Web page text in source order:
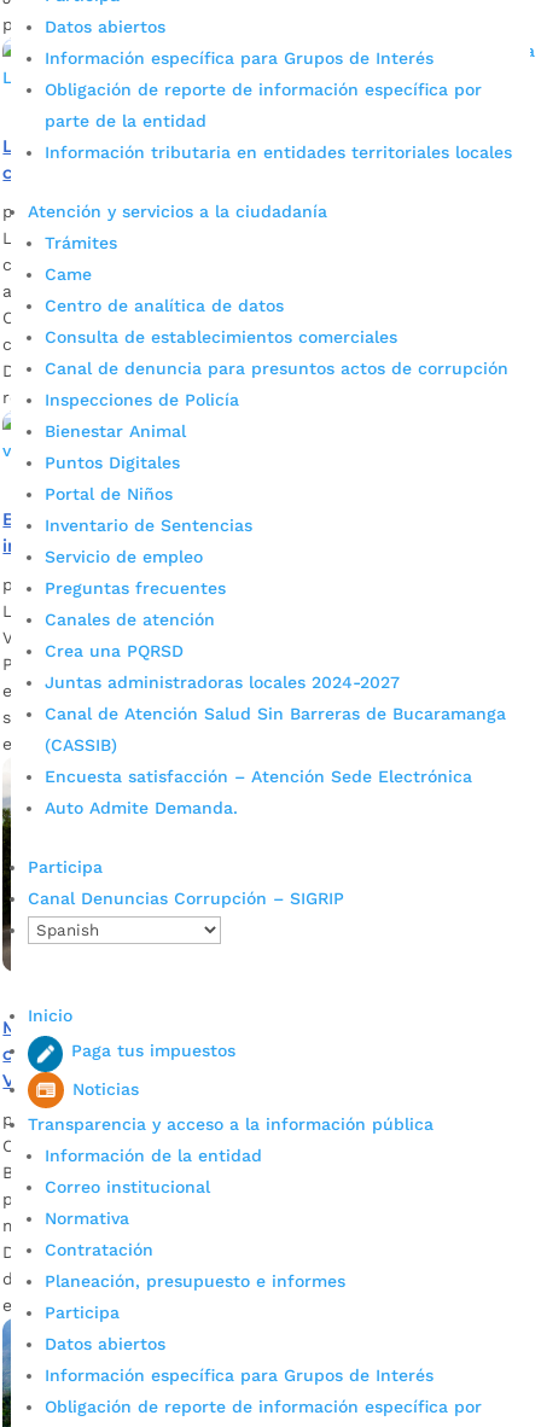
Datos abiertos
Información específica para Grupos de Interés
Obligación de reporte de información específica por
parte de la entidad
Información tributaria en entidades territoriales locales
Atención y servicios a la ciudadanía
Trámites
Came
Centro de analítica de datos
Consulta de establecimientos comerciales
Canal de denuncia para presuntos actos de corrupción
Inspecciones de Policía
Bienestar Animal
Puntos Digitales
Portal de Niños
Inventario de Sentencias
Servicio de empleo
Preguntas frecuentes
Canales de atención
Crea una PQRSD
Juntas administradoras locales 2024-2027
Canal de Atención Salud Sin Barreras de Bucaramanga
(CASSIB)
Encuesta satisfacción – Atención Sede Electrónica
Auto Admite Demanda.
Participa
Canal Denuncias Corrupción – SIGRIP
Inicio
Paga tus impuestos
Noticias
Transparencia y acceso a la información pública
Información de la entidad
Correo institucional
Normativa
Contratación
Planeación, presupuesto e informes
Participa
Datos abiertos
Información específica para Grupos de Interés
Obligación de reporte de información específica por
proponentes se presentaron para la […]
La doble calzada en el tramo que desde La Virgen
conduce a La Cemento será una realidad
porAlcaldía de Bucaramanga|Jun 21, 2021
La Alcaldía de Bucaramanga realiza la veeduría
correspondiente. Se espera que en el segundo semestre del
año se adjudique el contrato. Descargue audio: Juan Carlos
Cárdenas, alcalde de Bucaramanga El proceso de
contratación lo lidera el Instituto Financiero para el
Desarrollo de Santander, IDESAN, quienes administran los
recaudos de los peajes ubicados en los […]
Bucaramanga sacará adelante proyectos de
infraestructura vial de interés metropolitano
por Alcaldía de Bucaramanga
La construcción de la doble calzada de la vía que desde La
Virgen conduce a La Cemento y la rehabilitación del tramo
Palenque – Café Madrid, son las obras que saldrán adelante
en la presente gestión. Descargue audio: Iván Vargas,
secretario de Infraestructura En un trabajo articulado con
el INVÍAS, la Agencia Nacional de […]
Movilidad, empleo y desarrollo, pilares que destaca la
comunidad ante la construcción de la doble calzada La
Virgen – La Cemento
porAlcaldía de Bucaramanga | Ago 22, 2020 |Noticias
Ciudadanos y comerciantes de las comunas 1 y 2 de
Bucaramanga tomaron con satisfacción los avances hacia el
proceso de contratación de la obra de interés
metropolitano. $75 mil millones se estima de inversión.
Descargue audio: Isnardo Guarín Gómez, presidente
de Espumas Santander / Sergio Bonilla, conductor de la
empresa Lusitania Cientos de empleos se originarán en […]